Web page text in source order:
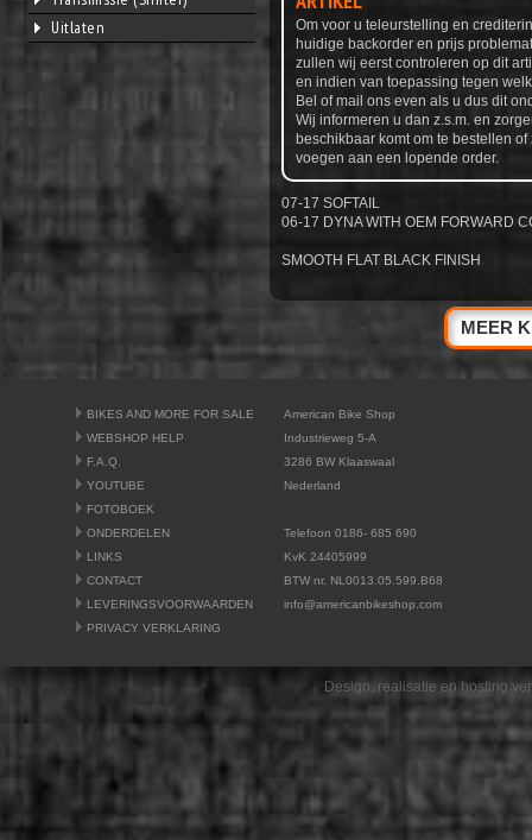
Uitlaten
Om voor u teleurstelling en
huidige backorder en prijs
zullen wij eerst controleren op dit
en indien van toepassing tegen
Bel of mail ons even als u dus dit
Wij informeren u dan z.s.m. en
beschikbaar komt om te bestellen
voegen aan een lopende order.
07-17 SOFTAIL
06-17 DYNA WITH OEM FORWARD
SMOOTH FLAT BLACK FINISH
MEER
BIKES AND MORE FOR SALE
WEBSHOP HELP
F.A.Q.
YOUTUBE
FOTOBOEK
ONDERDELEN
LINKS
CONTACT
LEVERINGSVOORWAARDEN
PRIVACY VERKLARING
American Bike Shop
Industrieweg 5-A
3286 BW Klaaswaal
Nederland
Telefoon 0186- 685 690
KvK 24405999
BTW nr. NL0013.05.599.B68
info@americanbikeshop.com
Design, realisatie en hosting